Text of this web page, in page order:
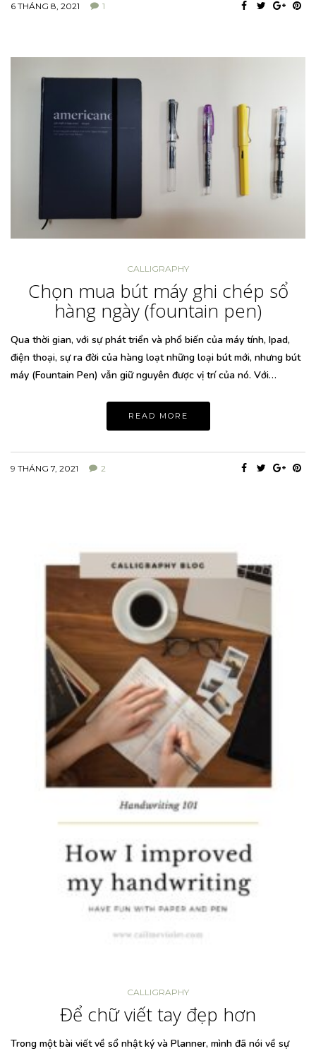
6 THÁNG 8, 2021 1
CALLIGRAPHY
Chọn mua bút máy ghi chép sổ
hàng ngày (fountain pen)
Qua thời gian, với sự phát triển và phổ biến của máy tính, Ipad,
điện thoại, sự ra đời của hàng loạt những loại bút mới, nhưng bút
máy (Fountain Pen) vẫn giữ nguyên được vị trí của nó. Với…
READ MORE
9 THÁNG 7, 2021 2
CALLIGRAPHY
Để chữ viết tay đẹp hơn
Trong một bài viết về sổ nhật ký và Planner, mình đã nói về sự